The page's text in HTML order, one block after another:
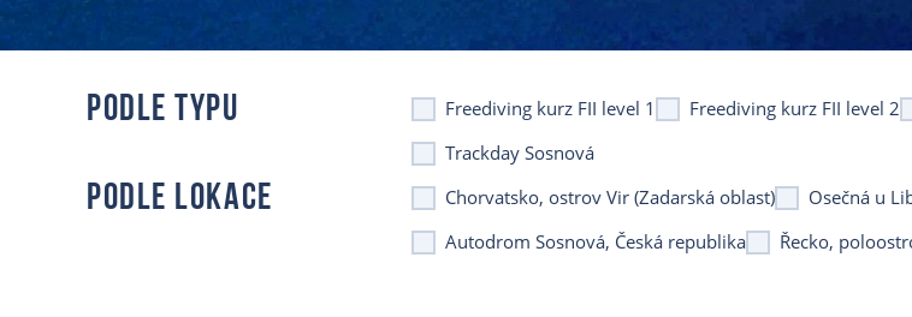
PODLE TYPU Freediving kurz FII level 1 Freediving kurz FII level 2
Trackday Sosnová
PODLE LOKACE Chorvatsko, ostrov Vir (Zadarská oblast) Osečná u
Autodrom Sosnová, Česká republika
Řecko,